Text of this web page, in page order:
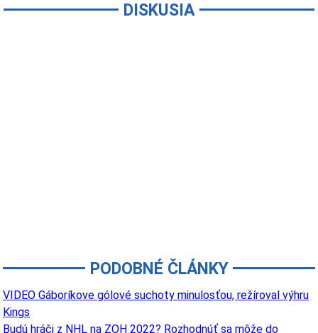
DISKUSIA
PODOBNÉ ČLÁNKY
VIDEO Gáboríkove gólové suchoty minulosťou, režíroval výhru
Kings
Budú hráči z NHL na ZOH 2022? Rozhodnúť sa môže do